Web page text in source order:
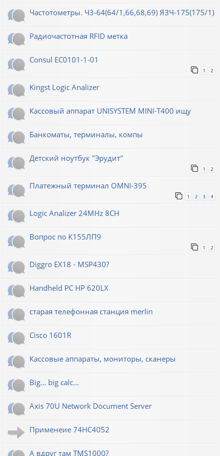
Частотометры. Ч3-64(64/1,66,68,69) ЯЗЧ-175(175/1)
Радиочастотная RFID метка
Consul EC0101-1-01
1 2
Kingst Logic Analizer
Кассовый аппарат UNISYSTEM MINI-T400 ищу
Банкоматы, терминалы, компы
Детский ноутбук "Эрудит"
1 2
Платежный терминал OMNI-395
1 2 3 4
Logic Analizer 24MHz 8CH
Вопрос по К155ЛП9
1 2
Diggro EX18 - MSP430?
Handheld PC HP 620LX
старая телефонная станция merlin
Cisco 1601R
Кассовые аппараты, мониторы, сканеры
Big… big calc…
Axis 70U Network Document Server
Применеие 74HC4052
А вдруг там TMS1000?